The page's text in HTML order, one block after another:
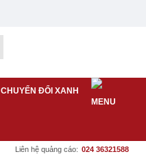
CHUYỂN ĐỔI XANH
Liên hệ quảng cáo: 024 36321588